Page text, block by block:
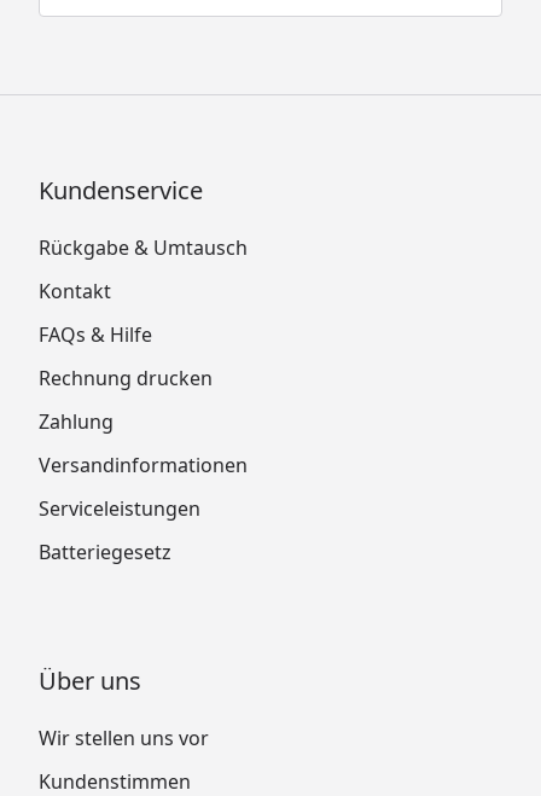
Kundenservice
Rückgabe & Umtausch
Kontakt
FAQs & Hilfe
Rechnung drucken
Zahlung
Versandinformationen
Serviceleistungen
Batteriegesetz
Über uns
Wir stellen uns vor
Kundenstimmen